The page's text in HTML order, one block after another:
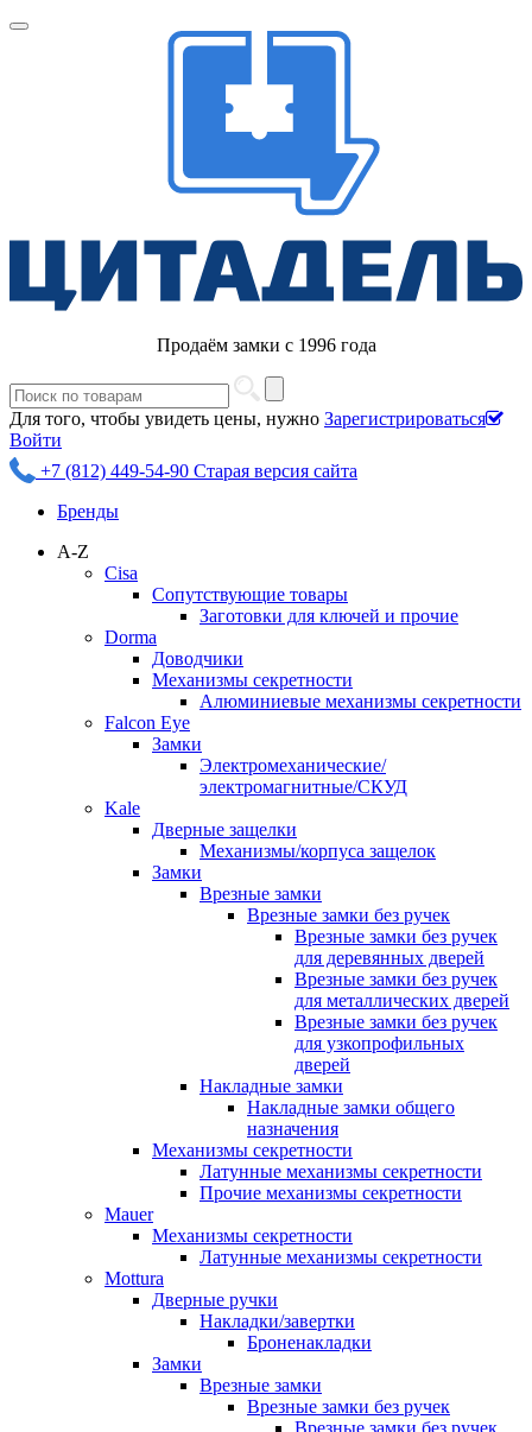
Продаём замки с 1996 года
Для того, чтобы увидеть цены, нужно Зарегистрироваться
Войти
+7 (812) 449-54-90 Старая версия сайта
Бренды
A-Z
Cisa
Сопутствующие товары
Заготовки для ключей и прочие
Dorma
Доводчики
Механизмы секретности
Алюминиевые механизмы секретности
Falcon Eye
Замки
Электромеханические/
электромагнитные/СКУД
Kale
Дверные защелки
Механизмы/корпуса защелок
Замки
Врезные замки
Врезные замки без ручек
Врезные замки без ручек
для деревянных дверей
Врезные замки без ручек
для металлических дверей
Врезные замки без ручек
для узкопрофильных
дверей
Накладные замки
Накладные замки общего
назначения
Механизмы секретности
Латунные механизмы секретности
Прочие механизмы секретности
Mauer
Механизмы секретности
Латунные механизмы секретности
Mottura
Дверные ручки
Накладки/завертки
Броненакладки
Замки
Врезные замки
Врезные замки без ручек